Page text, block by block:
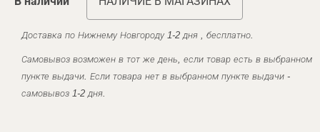
Доставка по Нижнему Новгороду 1-2 дня , бесплатно.
Самовывоз возможен в тот же день, если товар есть в выбранном
пункте выдачи. Если товара нет в выбранном пункте выдачи -
самовывоз 1-2 дня.